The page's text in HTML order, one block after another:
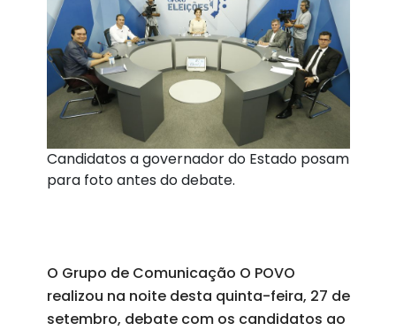
Candidatos a governador do Estado posam
para foto antes do debate.
O Grupo de Comunicação O POVO
realizou na noite desta quinta-feira, 27 de
setembro, debate com os candidatos ao